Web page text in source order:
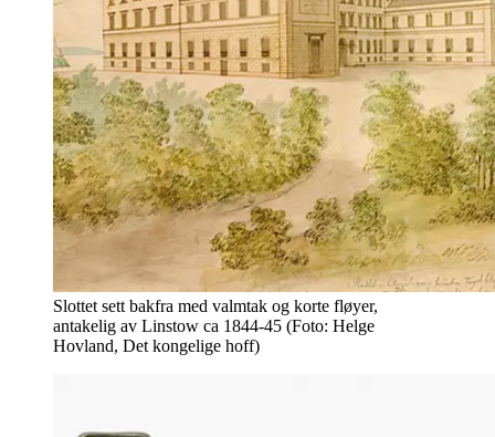
Slottet sett bakfra med valmtak og korte fløyer,
antakelig av Linstow ca 1844-45 (Foto: Helge
Hovland, Det kongelige hoff)